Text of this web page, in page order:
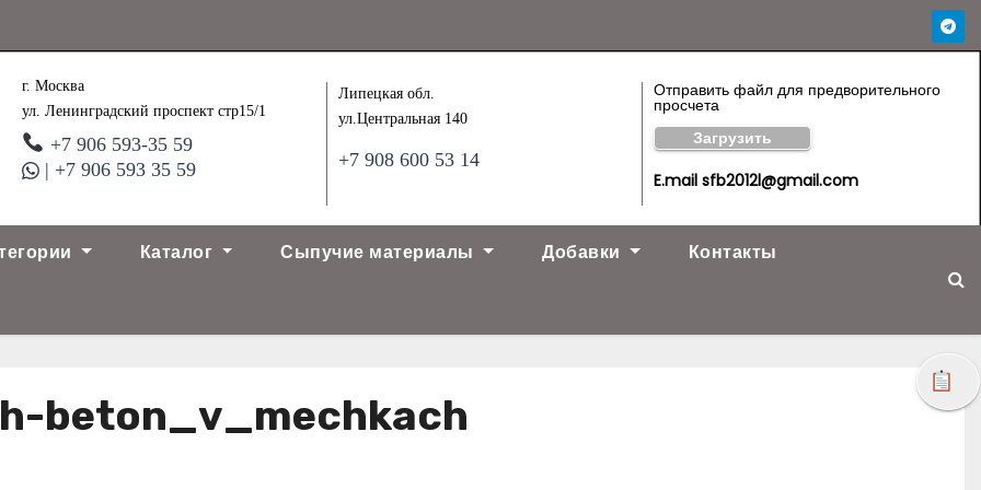
г. Москва
ул. Ленинградский проспект стр15/1
+7 906 593-35 59
| +7 906 593 35 59
Липецкая обл.
ул.Центральная 140
+7 908 600 53 14
Отправить файл для предворительного
просчета
Загрузить
E.mail sfb2012l@gmail.com
Каталог Сыпучие материалы Добавки Контакты
beton_v_mechkach